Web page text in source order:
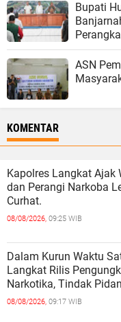
Bupati
ASN
KOMENTAR
Kapolres Langkat Ajak
dan Perangi Narkoba
Curhat.
08/08/2026, 09:25 WIB
Dalam Kurun Waktu
Langkat Rilis
Narkotika, Tindak
Kekerasan Seksual
08/08/2026, 09:17 WIB